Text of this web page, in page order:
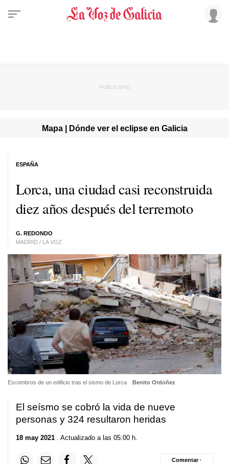
Mapa | Dónde ver el eclipse en Galicia
Lorca, una ciudad casi reconstruida
diez años después del terremoto
G. REDONDO
MADRID / LA VOZ
ESPAÑA
Escombros de un edificio tras el sismo de Lorca Benito Ordoñez
El seísmo se cobró la vida de nueve
personas y 324 resultaron heridas
18 may 2021 . Actualizado a las 05:00 h.
Comentar ·